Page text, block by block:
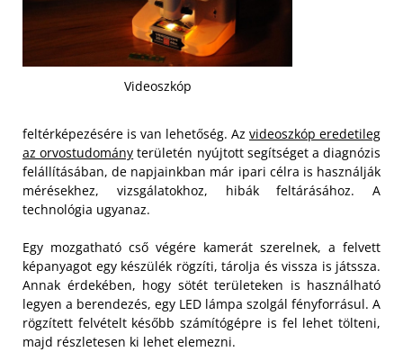
Videoszkóp
feltérképezésére is van lehetőség. Az videoszkóp eredetileg
az orvostudomány területén nyújtott segítséget a diagnózis
felállításában, de napjainkban már ipari célra is használják
mérésekhez, vizsgálatokhoz, hibák feltárásához. A
technológia ugyanaz.
Egy mozgatható cső végére kamerát szerelnek, a felvett
képanyagot egy készülék rögzíti, tárolja és vissza is játssza.
Annak érdekében, hogy sötét területeken is használható
legyen a berendezés, egy LED lámpa szolgál fényforrásul. A
rögzített felvételt később számítógépre is fel lehet tölteni,
majd részletesen ki lehet elemezni.